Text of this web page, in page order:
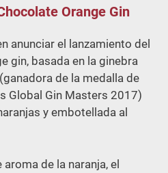
Orange Gin
anunciar el lanzamiento del
gin, basada en la ginebra
de la medalla de
Global Gin Masters 2017)
y embotellada al
de la naranja, el